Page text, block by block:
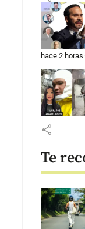
hace 2 horas
share
Te